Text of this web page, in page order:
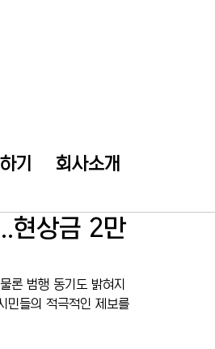
기 회사소개
현상금 2만
론 범행 동기도 밝혀지
민들의 적극적인 제보를